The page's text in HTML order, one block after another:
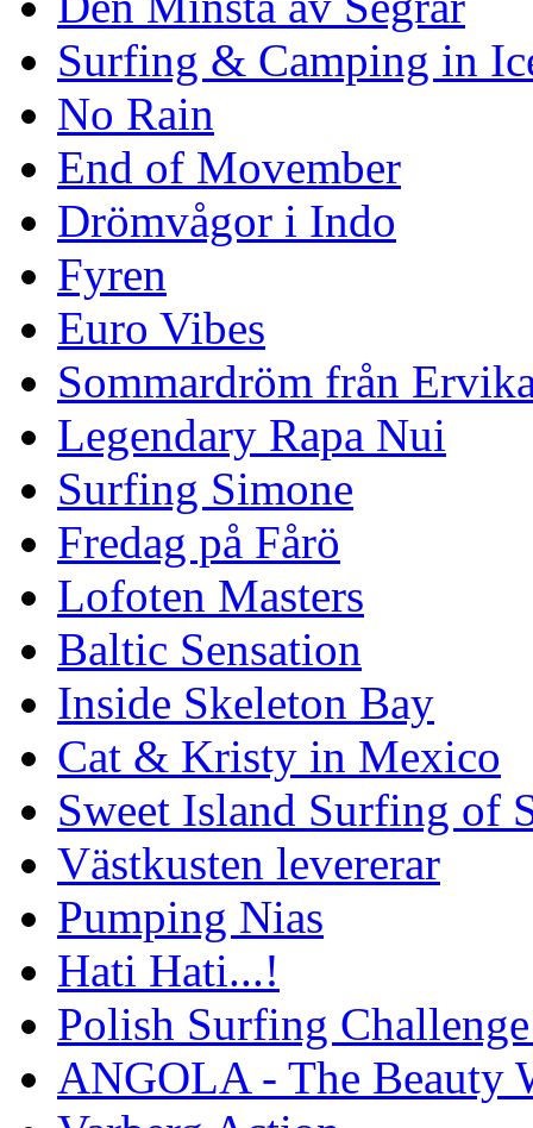
Surfing & Camping in
No Rain
End of Movember
Drömvågor i Indo
Fyren
Euro Vibes
Sommardröm från
Legendary Rapa Nui
Surfing Simone
Fredag på Fårö
Lofoten Masters
Baltic Sensation
Inside Skeleton Bay
Cat & Kristy in Mexico
Sweet Island Surfing of
Västkusten levererar
Pumping Nias
Hati Hati...!
Polish Surfing
ANGOLA - The Beauty